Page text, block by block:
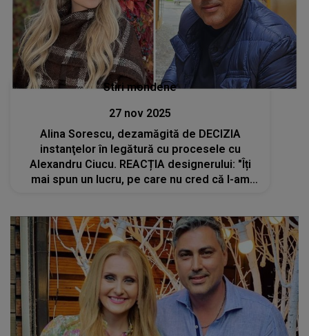
Stiri mondene
27 nov 2025
Alina Sorescu, dezamăgită de DECIZIA
instanţelor în legătură cu procesele cu
Alexandru Ciucu. REACȚIA designerului: "Îți
mai spun un lucru, pe care nu cred că l-am